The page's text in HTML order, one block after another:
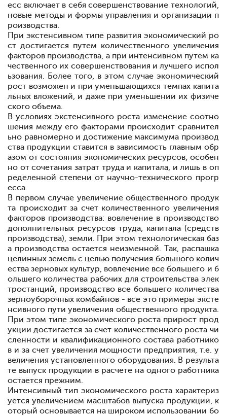
есс включает в себя совершенствование технологий,
новые методы и формы управления и организации п
роизводства.
При экстенсивном типе развития экономический ро
ст достигается путем количественного увеличения
факторов производства, а при интенсивном путем ка
чественного их совершенствования и лучшего испол
ьзования. Более того, в этом случае экономический
рост возможен и при уменьшающихся темпах капита
льных вложений, и даже при уменьшении их физиче
ского объема.
В условиях экстенсивного роста изменение соотно
шения между его факторами происходит сравнител
ьно равномерно и достижение максимума производ
ства продукции ставится в зависимость главным обр
азом от состояния экономических ресурсов, особен
но от сочетания затрат труда и капитала, и лишь в оп
ределенной степени от научно-технического прогр
есса.
В первом случае увеличение общественного продук
та происходит за счет количественного увеличения
факторов производства: вовлечение в производство
дополнительных ресурсов труда, капитала (средств
производства), земли. При этом технологическая баз
а производства остается неизменной. Так, распашка
целинных земель с целью получения большого колич
ества зерновых культур, вовлечение все большего и б
ольшего количества рабочих для строительства элек
тростанций, производство все большего количества
зерноуборочных комбайнов - все это примеры эксте
нсивного пути увеличения общественного продукта.
При этом типе экономического роста прирост прод
укции достигается за счет количественного роста чи
сленности и квалификационного состава работнико
в и за счет увеличения мощности предприятия, т.е. у
величения установленного оборудования. В результа
те выпуск продукции в расчете на одного работника
остается прежним.
Интенсивный тип экономического роста характериз
уется увеличением масштабов выпуска продукции, к
оторый основывается на широком использовании бо